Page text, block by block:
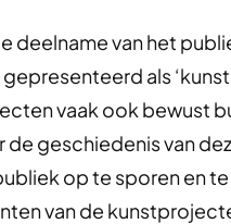
deelname van het
als ‘kunst
vaak ook bewust
geschiedenis van
op te sporen en
van de